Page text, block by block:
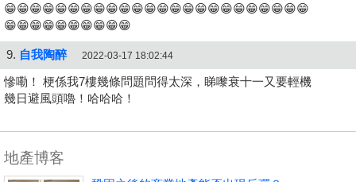
😁😁😁😁😁😁😁😁😁😁😁😁😁😁😁😁😁😁😁😁😁😁😁😁
😁😁😁😁😁😁😁😁😁😁
9. 自我陶醉 2022-03-17 18:02:44
慘嘞！ 梗係我7樓幾條問題問得太深，睇嚟衰十一又要輕機
幾日避風頭嚕！哈哈哈！
地產博客